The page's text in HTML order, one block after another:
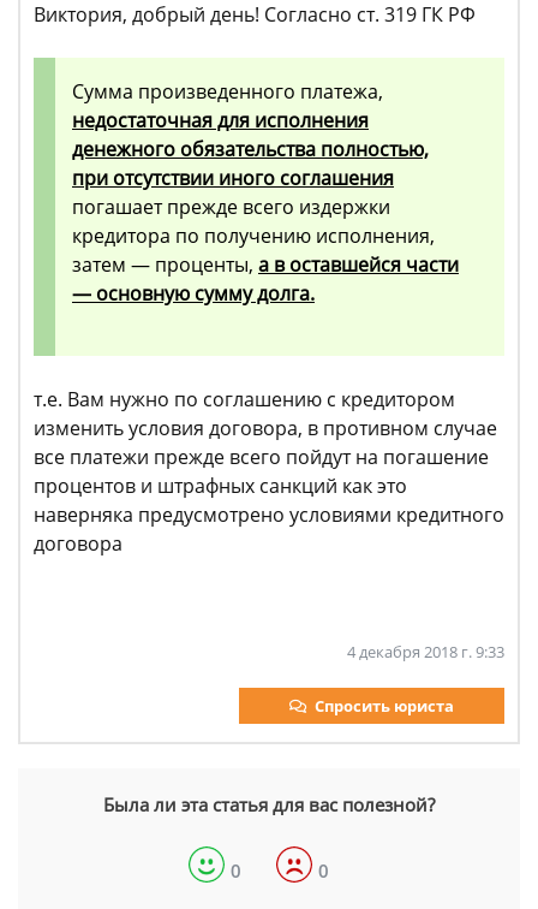
Виктория, добрый день! Согласно ст. 319 ГК РФ
Сумма произведенного платежа,
недостаточная для исполнения
денежного обязательства полностью,
при отсутствии иного соглашения
погашает прежде всего издержки
кредитора по получению исполнения,
затем — проценты, а в оставшейся части
— основную сумму долга.
т.е. Вам нужно по соглашению с кредитором
изменить условия договора, в противном случае
все платежи прежде всего пойдут на погашение
процентов и штрафных санкций как это
наверняка предусмотрено условиями кредитного
договора
4 декабря 2018 г. 9:33
Спросить юриста
Была ли эта статья для вас полезной?
0 0